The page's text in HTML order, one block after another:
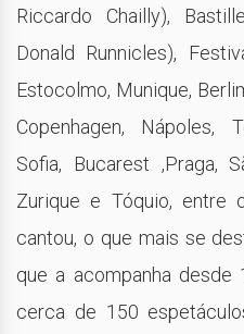
Riccardo Chailly),
Donald Runnicles),
Estocolmo, Munique,
Copenhagen, Nápoles,
Sofia, Bucarest ,Praga,
Zurique e Tóquio, entre
cantou, o que mais se
que a acompanha
cerca de 150